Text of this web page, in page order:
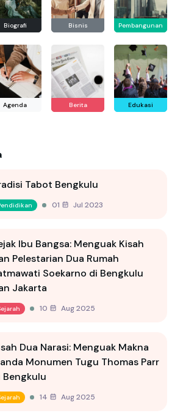
Biografi Bisnis Pembangunan
Agenda Berita Edukasi
Tabot Bengkulu
01 Jul 2023
Ibu Bangsa: Menguak Kisah
Pelestarian Dua Rumah
Soekarno di Bengkulu
Jakarta
10 Aug 2025
Dua Narasi: Menguak Makna
Monumen Tugu Thomas Parr
Bengkulu
14 Aug 2025